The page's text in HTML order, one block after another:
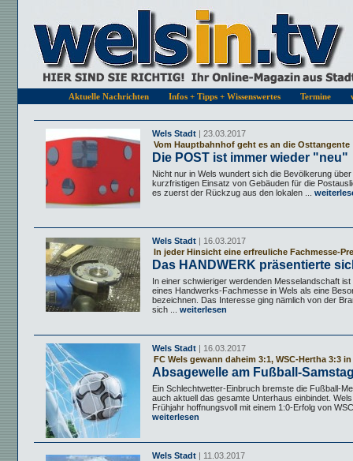
Aktuelle Nachrichten Infos + Tipps + Wissenswertes Termine
Wels Stadt | 23.03.2017
Vom Hauptbahnhof geht es an die Osttangente
Die POST ist immer wieder "neu"
Nicht nur in Wels wundert sich die Bevölkerung
kurzfristigen Einsatz von Gebäuden für die
es zuerst der Rückzug aus den lokalen ...
Wels Stadt | 16.03.2017
In jeder Hinsicht eine erfreuliche Fachmesse-
Das HANDWERK präsentierte
In einer schwieriger werdenden Messelandschaft ist
eines Handwerks-Fachmesse in Wels als eine
bezeichnen. Das Interesse ging nämlich von der
sich ...
weiterlesen
Wels Stadt | 16.03.2017
FC Wels gewann daheim 3:1, WSC-Hertha 3:3
Absagewelle am Fußball-
Ein Schlechtwetter-Einbruch bremste die Fußball-
auch aktuell das gesamte Unterhaus einbindet.
Frühjahr hoffnungsvoll mit einem 1:0-Erfolg von
weiterlesen
Wels Stadt | 11.03.2017